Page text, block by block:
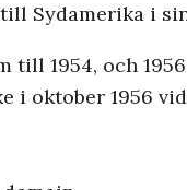
Sydamerika i
till 1954, och
i oktober 1956